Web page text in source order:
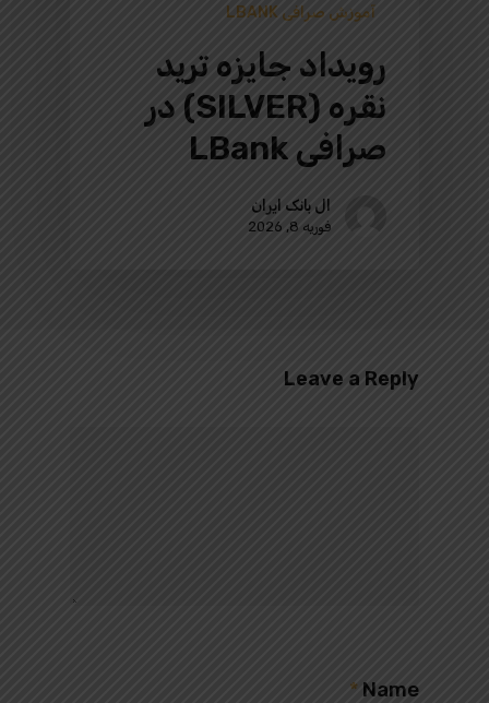
آموزش صرافی LBANK
رویداد جایزه ترید
نقره (SILVER) در
صرافی LBank
ال بانک ایران
فوریه 8, 2026
Leave a Reply
Name
*